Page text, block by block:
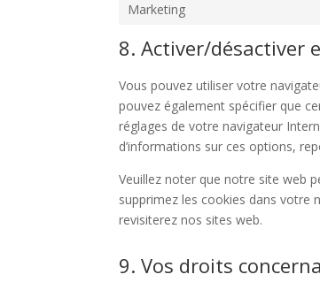
Marketing
8. Activer/désactiver
Vous pouvez utiliser votre
pouvez également spécifier que
réglages de votre navigateur
d’informations sur ces options,
Veuillez noter que notre site web
supprimez les cookies dans votre
revisiterez nos sites web.
9. Vos droits